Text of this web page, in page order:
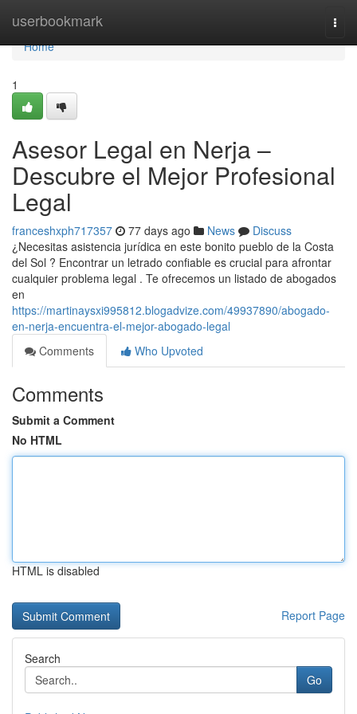
userbookmark
Home
Home
1
Asesor Legal en Nerja –
Descubre el Mejor Profesional
Legal
franceshxph717357 77 days ago News
Discuss
¿Necesitas asistencia jurídica en este bonito pueblo de la Costa
del Sol ? Encontrar un letrado confiable es crucial para afrontar
cualquier problema legal . Te ofrecemos un listado de abogados
en
https://martinaysxi995812.blogadvize.com/49937890/abogado-
en-nerja-encuentra-el-mejor-abogado-legal
Comments
Who Upvoted
Comments
Submit a Comment
No HTML
HTML is disabled
Report Page
Search
Go